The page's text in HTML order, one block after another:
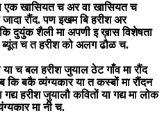
एक खासियत च अर वा खासियत च
रौंद. पण इखम बि हरीश अर
दुयुंक शैली मा अपणी इ ख़ास विशेषता
ब्यूंत च त हरीश को अलग ढौळ च.
च बल हरीश जुयाल ठेट गाँव मा रौंद
बकै व्यंग्यकार या त कस्बों मा रौंदन
गद्य हरीश जुयालौ कवितों या गद्य मा लोक
मा नी च.